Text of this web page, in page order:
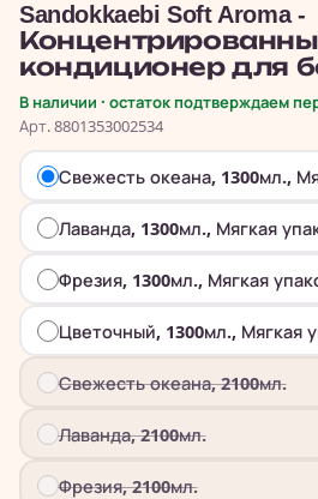
Sandokkaebi Soft Aroma -
кондиционер для
В наличии · остаток подтверждаем
Арт. 8801353002534
Свежесть океана, 1300мл.,
Лаванда, 1300мл., Мягкая
Фрезия, 1300мл., Мягкая
Цветочный, 1300мл., Мягкая
Свежесть океана, 2100мл.
Лаванда, 2100мл.
Фрезия, 2100мл.